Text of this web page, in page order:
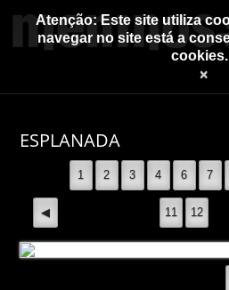
ESPLANADA
Atenção: Este site utiliza
navegar no site está a
cookies.
×